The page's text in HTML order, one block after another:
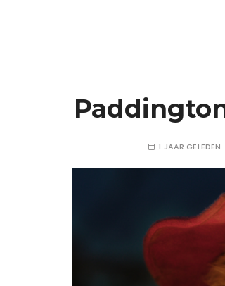
1 JAAR GELEDEN